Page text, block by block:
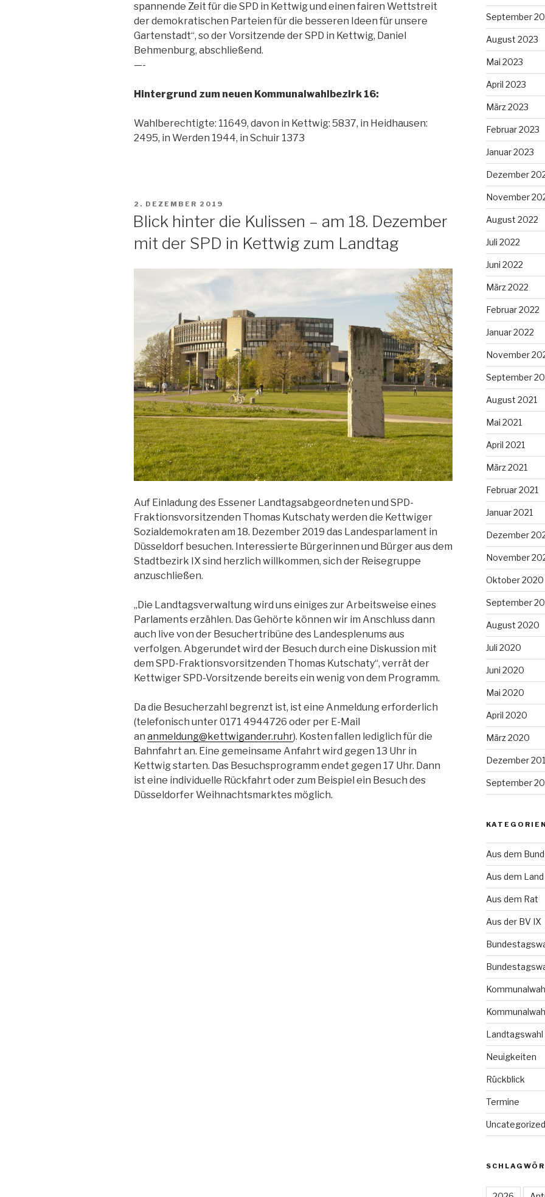
spannende Zeit für die SPD in Kettwig und einen fairen Wettstreit
der demokratischen Parteien für die besseren Ideen für unsere
Gartenstadt“, so der Vorsitzende der SPD in Kettwig, Daniel
Behmenburg, abschließend.
—-
Hintergrund zum neuen Kommunalwahlbezirk 16:
Wahlberechtigte: 11649, davon in Kettwig: 5837, in Heidhausen:
2495, in Werden 1944, in Schuir 1373
VERÖFFENTLICHT
2. DEZEMBER 2019
Blick hinter die Kulissen – am 18. Dezember
mit der SPD in Kettwig zum Landtag
Auf Einladung des Essener Landtagsabgeordneten und SPD-
Fraktionsvorsitzenden Thomas Kutschaty werden die Kettwiger
Sozialdemokraten am 18. Dezember 2019 das Landesparlament in
Düsseldorf besuchen. Interessierte Bürgerinnen und Bürger aus dem
Stadtbezirk IX sind herzlich willkommen, sich der Reisegruppe
anzuschließen.
„Die Landtagsverwaltung wird uns einiges zur Arbeitsweise eines
Parlaments erzählen. Das Gehörte können wir im Anschluss dann
auch live von der Besuchertribüne des Landesplenums aus
verfolgen. Abgerundet wird der Besuch durch eine Diskussion mit
dem SPD-Fraktionsvorsitzenden Thomas Kutschaty“, verrät der
Kettwiger SPD-Vorsitzende bereits ein wenig von dem Programm.
Da die Besucherzahl begrenzt ist, ist eine Anmeldung erforderlich
(telefonisch unter 0171 4944726 oder per E-Mail
an anmeldung@kettwigander.ruhr). Kosten fallen lediglich für die
Bahnfahrt an. Eine gemeinsame Anfahrt wird gegen 13 Uhr in
Kettwig starten. Das Besuchsprogramm endet gegen 17 Uhr. Dann
ist eine individuelle Rückfahrt oder zum Beispiel ein Besuch des
Düsseldorfer Weihnachtsmarktes möglich.
September
August 2023
Mai 2023
April 2023
März 2023
Februar 2023
Januar 2023
Dezember
November
August 2022
Juli 2022
Juni 2022
März 2022
Februar 2022
Januar 2022
November
September
August 2021
Mai 2021
April 2021
März 2021
Februar 2021
Januar 2021
Dezember
November
Oktober 2020
September
August 2020
Juli 2020
Juni 2020
Mai 2020
April 2020
März 2020
Dezember
September
KATEGORIEN
Aus dem Bund
Aus dem Land
Aus dem Rat
Aus der BV IX
Landtagswahl
Neuigkeiten
Rückblick
Termine
Uncategorized